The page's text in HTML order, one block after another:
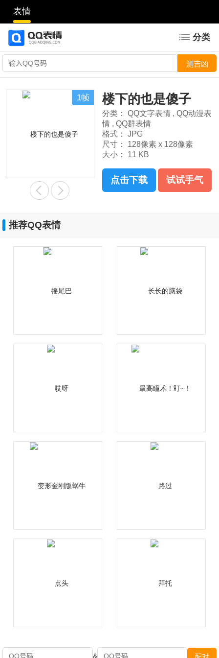
表情
分类
1帧 楼下的也是傻子
分类： QQ文字表情 , QQ动漫表
情 , QQ群表情
格式：
JPG
尺寸：
128像素 x 128像素
大小：
11 KB
点击下载 试试手气
推荐QQ表情